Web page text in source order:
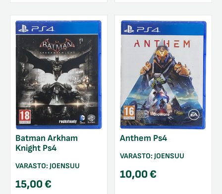
Batman Arkham
Knight Ps4
VARASTO: JOENSUU
15,00€
Anthem Ps4
VARASTO: JOENSUU
10,00€